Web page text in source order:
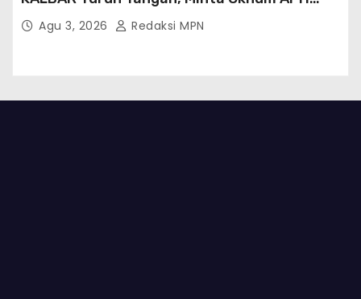
Binaan SAWMILL Ilegal Sintang Ditindak
Agu 3, 2026 Redaksi MPN